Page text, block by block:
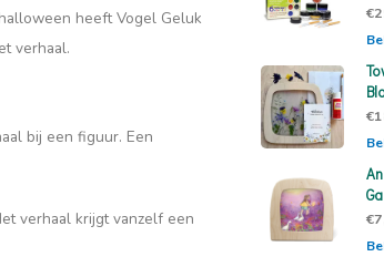
heeft Vogel Geluk
verhaal.
bij een figuur. Een
verhaal krijgt vanzelf een